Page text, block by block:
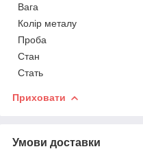
Вага
Колір металу
Проба
Стан
Стать
Приховати
Умови доставки